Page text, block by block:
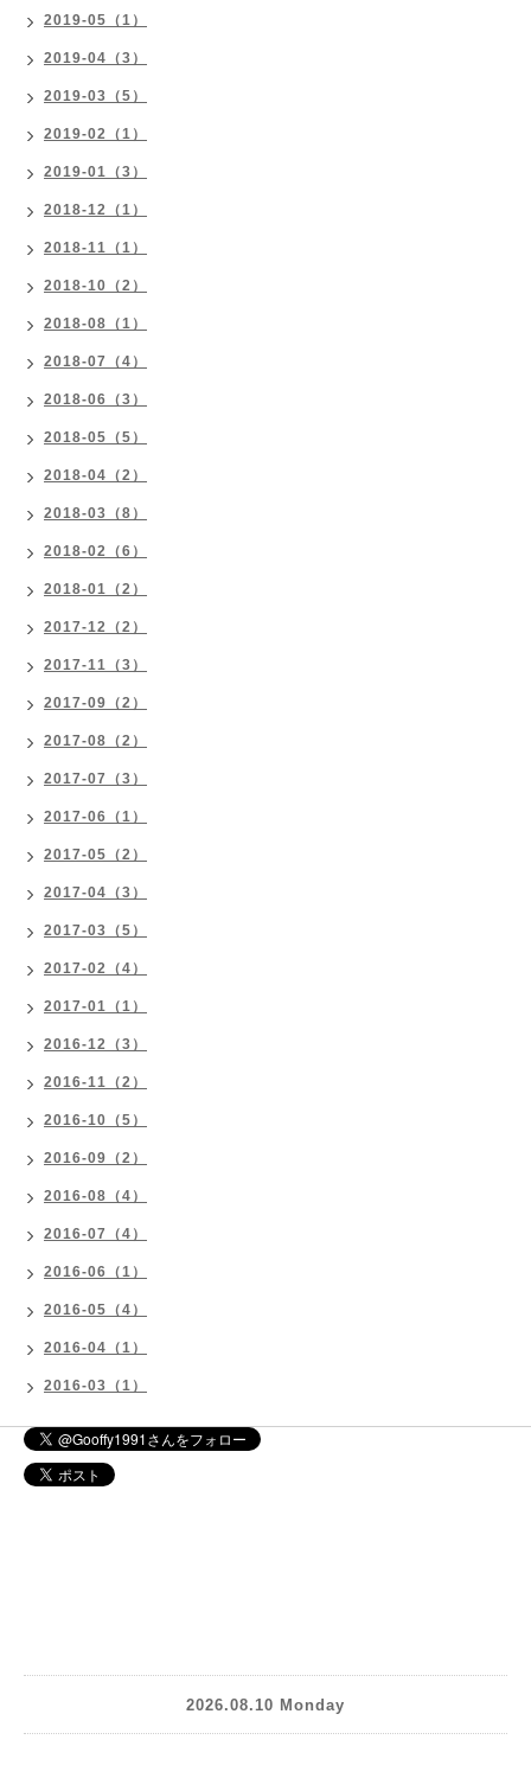
2019-05（1）
2019-04（3）
2019-03（5）
2019-02（1）
2019-01（3）
2018-12（1）
2018-11（1）
2018-10（2）
2018-08（1）
2018-07（4）
2018-06（3）
2018-05（5）
2018-04（2）
2018-03（8）
2018-02（6）
2018-01（2）
2017-12（2）
2017-11（3）
2017-09（2）
2017-08（2）
2017-07（3）
2017-06（1）
2017-05（2）
2017-04（3）
2017-03（5）
2017-02（4）
2017-01（1）
2016-12（3）
2016-11（2）
2016-10（5）
2016-09（2）
2016-08（4）
2016-07（4）
2016-06（1）
2016-05（4）
2016-04（1）
2016-03（1）
2026.08.10 Monday